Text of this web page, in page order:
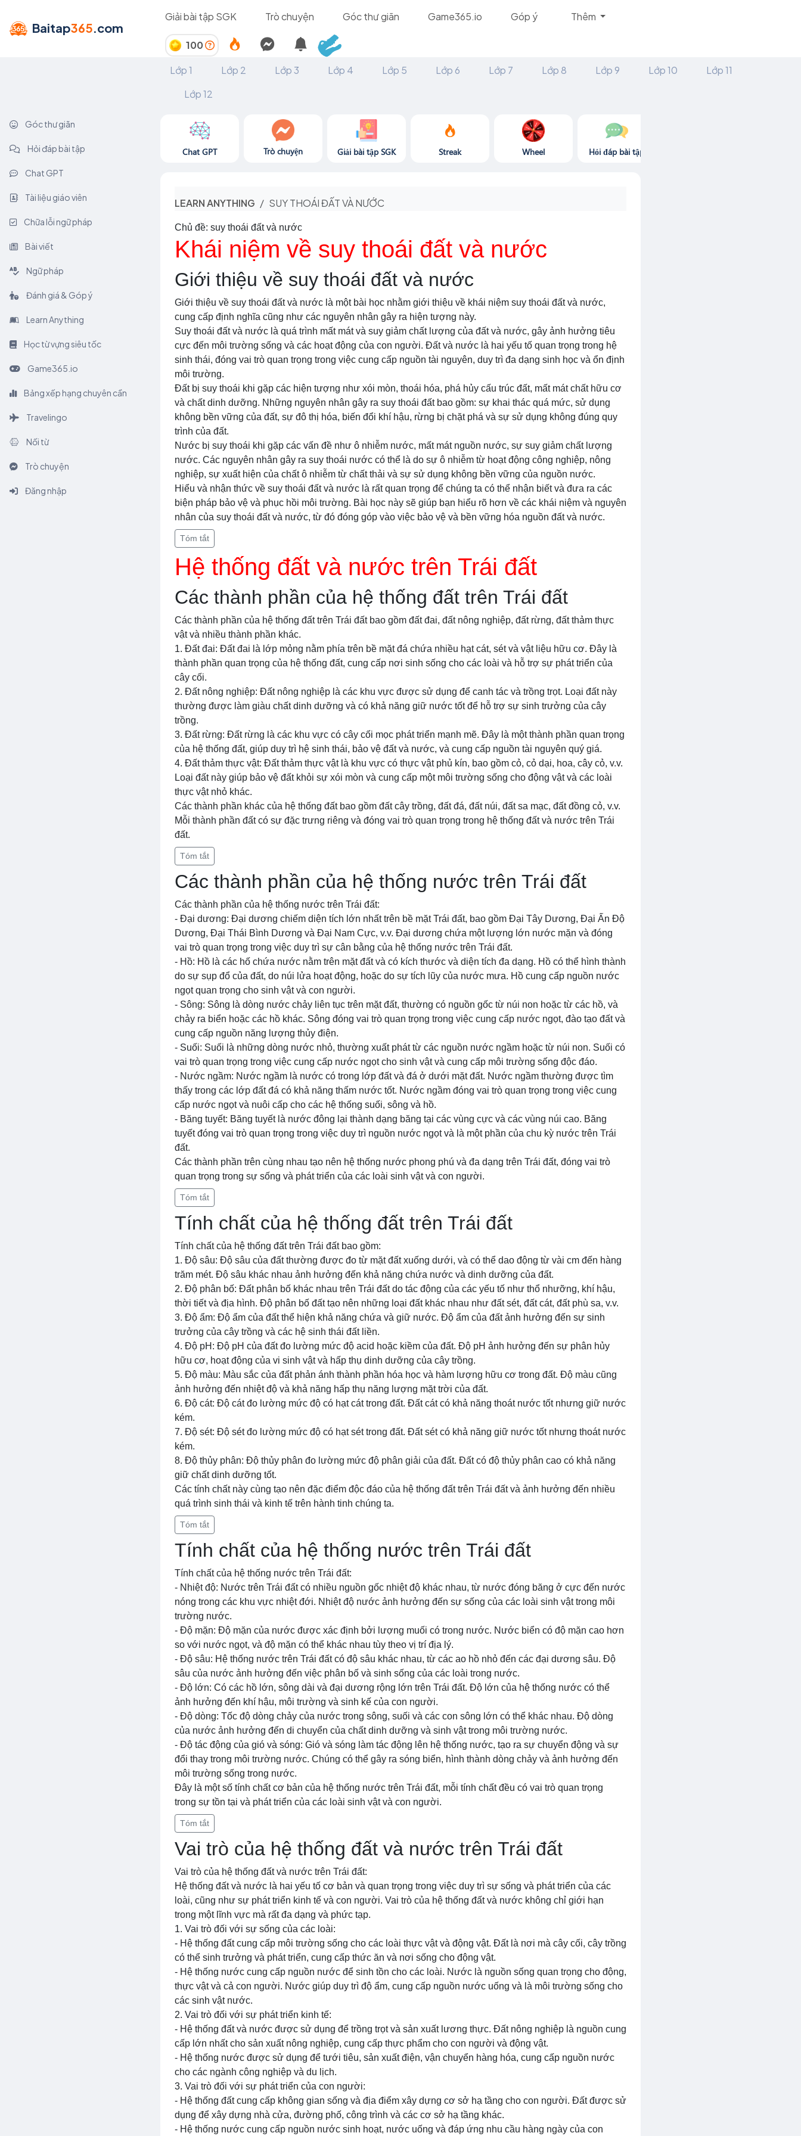
Baitap365.com
Giải bài tập SGK Trò chuyện Góc thư giãn Game365.io Góp ý Thêm
100
Lớp 1
Lớp 2 Lớp 3 Lớp 4 Lớp 5 Lớp 6 Lớp 7 Lớp 8 Lớp 9 Lớp 10
Lớp 11
Lớp 12
Góc thư giãn
Hỏi đáp bài tập
Chat GPT
Tài liệu giáo viên
Chữa lỗi ngữ pháp
Bài viết
Ngữ pháp
Đánh giá & Góp ý
Learn Anything
Học từ vựng siêu tốc
Game365.io
Bảng xếp hạng chuyên cần
Travelingo
Nối từ
Trò chuyện
Đăng nhập
Chat GPT Trò chuyện Giải bài tập SGK Streak Wheel Hỏi đáp bài tập
LEARN ANYTHING SUY THOÁI ĐẤT VÀ NƯỚC
Chủ đề: suy thoái đất và nước
Khái niệm về suy thoái đất và nước
Giới thiệu về suy thoái đất và nước
Giới thiệu về suy thoái đất và nước là một bài học nhằm giới thiệu về khái niệm suy thoái đất và nước,
cung cấp định nghĩa cũng như các nguyên nhân gây ra hiện tượng này.
Suy thoái đất và nước là quá trình mất mát và suy giảm chất lượng của đất và nước, gây ảnh hưởng tiêu
cực đến môi trường sống và các hoạt động của con người. Đất và nước là hai yếu tố quan trọng trong hệ
sinh thái, đóng vai trò quan trọng trong việc cung cấp nguồn tài nguyên, duy trì đa dạng sinh học và ổn định
môi trường.
Đất bị suy thoái khi gặp các hiện tượng như xói mòn, thoái hóa, phá hủy cấu trúc đất, mất mát chất hữu cơ
và chất dinh dưỡng. Những nguyên nhân gây ra suy thoái đất bao gồm: sự khai thác quá mức, sử dụng
không bền vững của đất, sự đô thị hóa, biến đổi khí hậu, rừng bị chặt phá và sự sử dụng không đúng quy
trình của đất.
Nước bị suy thoái khi gặp các vấn đề như ô nhiễm nước, mất mát nguồn nước, sự suy giảm chất lượng
nước. Các nguyên nhân gây ra suy thoái nước có thể là do sự ô nhiễm từ hoạt động công nghiệp, nông
nghiệp, sự xuất hiện của chất ô nhiễm từ chất thải và sự sử dụng không bền vững của nguồn nước.
Hiểu và nhận thức về suy thoái đất và nước là rất quan trọng để chúng ta có thể nhận biết và đưa ra các
biện pháp bảo vệ và phục hồi môi trường. Bài học này sẽ giúp bạn hiểu rõ hơn về các khái niệm và nguyên
nhân của suy thoái đất và nước, từ đó đóng góp vào việc bảo vệ và bền vững hóa nguồn đất và nước.
Tóm tắt
Hệ thống đất và nước trên Trái đất
Các thành phần của hệ thống đất trên Trái đất
Các thành phần của hệ thống đất trên Trái đất bao gồm đất đai, đất nông nghiệp, đất rừng, đất thảm thực
vật và nhiều thành phần khác.
1. Đất đai: Đất đai là lớp mỏng nằm phía trên bề mặt đá chứa nhiều hạt cát, sét và vật liệu hữu cơ. Đây là
thành phần quan trọng của hệ thống đất, cung cấp nơi sinh sống cho các loài và hỗ trợ sự phát triển của
cây cối.
2. Đất nông nghiệp: Đất nông nghiệp là các khu vực được sử dụng để canh tác và trồng trọt. Loại đất này
thường được làm giàu chất dinh dưỡng và có khả năng giữ nước tốt để hỗ trợ sự sinh trưởng của cây
trồng.
3. Đất rừng: Đất rừng là các khu vực có cây cối mọc phát triển mạnh mẽ. Đây là một thành phần quan trọng
của hệ thống đất, giúp duy trì hệ sinh thái, bảo vệ đất và nước, và cung cấp nguồn tài nguyên quý giá.
4. Đất thảm thực vật: Đất thảm thực vật là khu vực có thực vật phủ kín, bao gồm cỏ, cỏ dại, hoa, cây cỏ, v.v.
Loại đất này giúp bảo vệ đất khỏi sự xói mòn và cung cấp một môi trường sống cho động vật và các loài
thực vật nhỏ khác.
Các thành phần khác của hệ thống đất bao gồm đất cây trồng, đất đá, đất núi, đất sa mạc, đất đồng cỏ, v.v.
Mỗi thành phần đất có sự đặc trưng riêng và đóng vai trò quan trọng trong hệ thống đất và nước trên Trái
đất.
Tóm tắt
Các thành phần của hệ thống nước trên Trái đất
Các thành phần của hệ thống nước trên Trái đất:
- Đại dương: Đại dương chiếm diện tích lớn nhất trên bề mặt Trái đất, bao gồm Đại Tây Dương, Đại Ấn Độ
Dương, Đại Thái Bình Dương và Đại Nam Cực, v.v. Đại dương chứa một lượng lớn nước mặn và đóng
vai trò quan trọng trong việc duy trì sự cân bằng của hệ thống nước trên Trái đất.
- Hồ: Hồ là các hố chứa nước nằm trên mặt đất và có kích thước và diện tích đa dạng. Hồ có thể hình thành
do sự sụp đổ của đất, do núi lửa hoạt động, hoặc do sự tích lũy của nước mưa. Hồ cung cấp nguồn nước
ngọt quan trọng cho sinh vật và con người.
- Sông: Sông là dòng nước chảy liên tục trên mặt đất, thường có nguồn gốc từ núi non hoặc từ các hồ, và
chảy ra biển hoặc các hồ khác. Sông đóng vai trò quan trọng trong việc cung cấp nước ngọt, đào tạo đất và
cung cấp nguồn năng lượng thủy điện.
- Suối: Suối là những dòng nước nhỏ, thường xuất phát từ các nguồn nước ngầm hoặc từ núi non. Suối có
vai trò quan trọng trong việc cung cấp nước ngọt cho sinh vật và cung cấp môi trường sống độc đáo.
- Nước ngầm: Nước ngầm là nước có trong lớp đất và đá ở dưới mặt đất. Nước ngầm thường được tìm
thấy trong các lớp đất đá có khả năng thấm nước tốt. Nước ngầm đóng vai trò quan trọng trong việc cung
cấp nước ngọt và nuôi cấp cho các hệ thống suối, sông và hồ.
- Băng tuyết: Băng tuyết là nước đông lại thành dạng băng tại các vùng cực và các vùng núi cao. Băng
tuyết đóng vai trò quan trọng trong việc duy trì nguồn nước ngọt và là một phần của chu kỳ nước trên Trái
đất.
Các thành phần trên cùng nhau tạo nên hệ thống nước phong phú và đa dạng trên Trái đất, đóng vai trò
quan trọng trong sự sống và phát triển của các loài sinh vật và con người.
Tóm tắt
Tính chất của hệ thống đất trên Trái đất
Tính chất của hệ thống đất trên Trái đất bao gồm:
1. Độ sâu: Độ sâu của đất thường được đo từ mặt đất xuống dưới, và có thể dao động từ vài cm đến hàng
trăm mét. Độ sâu khác nhau ảnh hưởng đến khả năng chứa nước và dinh dưỡng của đất.
2. Độ phân bố: Đất phân bố khác nhau trên Trái đất do tác động của các yếu tố như thổ nhưỡng, khí hậu,
thời tiết và địa hình. Độ phân bố đất tạo nên những loại đất khác nhau như đất sét, đất cát, đất phù sa, v.v.
3. Độ ẩm: Độ ẩm của đất thể hiện khả năng chứa và giữ nước. Độ ẩm của đất ảnh hưởng đến sự sinh
trưởng của cây trồng và các hệ sinh thái đất liền.
4. Độ pH: Độ pH của đất đo lường mức độ acid hoặc kiềm của đất. Độ pH ảnh hưởng đến sự phân hủy
hữu cơ, hoạt động của vi sinh vật và hấp thụ dinh dưỡng của cây trồng.
5. Độ màu: Màu sắc của đất phản ánh thành phần hóa học và hàm lượng hữu cơ trong đất. Độ màu cũng
ảnh hưởng đến nhiệt độ và khả năng hấp thụ năng lượng mặt trời của đất.
6. Độ cát: Độ cát đo lường mức độ có hạt cát trong đất. Đất cát có khả năng thoát nước tốt nhưng giữ nước
kém.
7. Độ sét: Độ sét đo lường mức độ có hạt sét trong đất. Đất sét có khả năng giữ nước tốt nhưng thoát nước
kém.
8. Độ thủy phân: Độ thủy phân đo lường mức độ phân giải của đất. Đất có độ thủy phân cao có khả năng
giữ chất dinh dưỡng tốt.
Các tính chất này cùng tạo nên đặc điểm độc đáo của hệ thống đất trên Trái đất và ảnh hưởng đến nhiều
quá trình sinh thái và kinh tế trên hành tinh chúng ta.
Tóm tắt
Tính chất của hệ thống nước trên Trái đất
Tính chất của hệ thống nước trên Trái đất:
- Nhiệt độ: Nước trên Trái đất có nhiều nguồn gốc nhiệt độ khác nhau, từ nước đóng băng ở cực đến nước
nóng trong các khu vực nhiệt đới. Nhiệt độ nước ảnh hưởng đến sự sống của các loài sinh vật trong môi
trường nước.
- Độ mặn: Độ mặn của nước được xác định bởi lượng muối có trong nước. Nước biển có độ mặn cao hơn
so với nước ngọt, và độ mặn có thể khác nhau tùy theo vị trí địa lý.
- Độ sâu: Hệ thống nước trên Trái đất có độ sâu khác nhau, từ các ao hồ nhỏ đến các đại dương sâu. Độ
sâu của nước ảnh hưởng đến việc phân bố và sinh sống của các loài trong nước.
- Độ lớn: Có các hồ lớn, sông dài và đại dương rộng lớn trên Trái đất. Độ lớn của hệ thống nước có thể
ảnh hưởng đến khí hậu, môi trường và sinh kế của con người.
- Độ dòng: Tốc độ dòng chảy của nước trong sông, suối và các con sông lớn có thể khác nhau. Độ dòng
của nước ảnh hưởng đến di chuyển của chất dinh dưỡng và sinh vật trong môi trường nước.
- Độ tác động của gió và sóng: Gió và sóng làm tác động lên hệ thống nước, tạo ra sự chuyển động và sự
đổi thay trong môi trường nước. Chúng có thể gây ra sóng biển, hình thành dòng chảy và ảnh hưởng đến
môi trường sống trong nước.
Đây là một số tính chất cơ bản của hệ thống nước trên Trái đất, mỗi tính chất đều có vai trò quan trọng
trong sự tồn tại và phát triển của các loài sinh vật và con người.
Tóm tắt
Vai trò của hệ thống đất và nước trên Trái đất
Vai trò của hệ thống đất và nước trên Trái đất:
Hệ thống đất và nước là hai yếu tố cơ bản và quan trọng trong việc duy trì sự sống và phát triển của các
loài, cũng như sự phát triển kinh tế và con người. Vai trò của hệ thống đất và nước không chỉ giới hạn
trong một lĩnh vực mà rất đa dạng và phức tạp.
1. Vai trò đối với sự sống của các loài:
- Hệ thống đất cung cấp môi trường sống cho các loài thực vật và động vật. Đất là nơi mà cây cối, cây trồng
có thể sinh trưởng và phát triển, cung cấp thức ăn và nơi sống cho động vật.
- Hệ thống nước cung cấp nguồn nước để sinh tồn cho các loài. Nước là nguồn sống quan trọng cho động,
thực vật và cả con người. Nước giúp duy trì độ ẩm, cung cấp nguồn nước uống và là môi trường sống cho
các sinh vật nước.
2. Vai trò đối với sự phát triển kinh tế:
- Hệ thống đất và nước được sử dụng để trồng trọt và sản xuất lương thực. Đất nông nghiệp là nguồn cung
cấp lớn nhất cho sản xuất nông nghiệp, cung cấp thực phẩm cho con người và động vật.
- Hệ thống nước được sử dụng để tưới tiêu, sản xuất điện, vận chuyển hàng hóa, cung cấp nguồn nước
cho các ngành công nghiệp và du lịch.
3. Vai trò đối với sự phát triển của con người:
- Hệ thống đất cung cấp không gian sống và địa điểm xây dựng cơ sở hạ tầng cho con người. Đất được sử
dụng để xây dựng nhà cửa, đường phố, công trình và các cơ sở hạ tầng khác.
- Hệ thống nước cung cấp nguồn nước sinh hoạt, nước uống và đáp ứng nhu cầu hàng ngày của con